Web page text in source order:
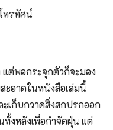
ทรทัศน์
ต่พอกระจุกตัวก็จะมอง
ะอาดในหนังสือเล่มนี้
เก็บกวาดสิ่งสกปรกออก
ทั้งหลังเพื่อกำจัดฝุ่น แต่